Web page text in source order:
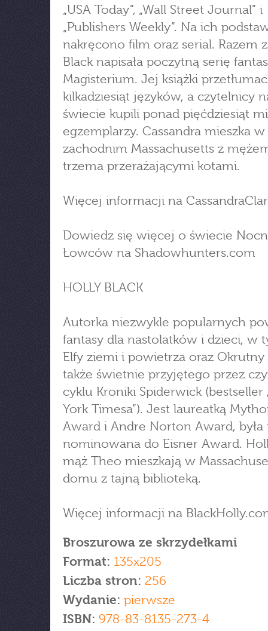
„USA Today”, „Wall Street Journal” i
„Publishers Weekly”. Na ich
nakręcono film oraz serial. Razem
Black napisała poczytną serię
Magisterium. Jej książki
kilkadziesiąt języków, a czytelnicy
świecie kupili ponad pięćdziesiąt
egzemplarzy. Cassandra mieszka w
zachodnim Massachusetts z
trzema przerażającymi kotami.
Więcej informacji na
Dowiedz się więcej o świecie
Łowców na Shadowhunters.com
HOLLY BLACK
Autorka niezwykle popularnych
fantasy dla nastolatków i dzieci, w
Elfy ziemi i powietrza oraz Okrutny
także świetnie przyjętego przez
cyklu Kroniki Spiderwick (bestseller
York Timesa”). Jest laureatką
Award i Andre Norton Award, była
nominowana do Eisner Award.
mąż Theo mieszkają w
domu z tajną biblioteką.
Więcej informacji na
Broszurowa ze skrzydełkami
Format: 135x205
Liczba stron: 256
Wydanie: pierwsze
ISBN: 978-83-8135-273-4